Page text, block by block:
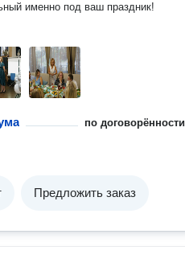
именно под ваш праздник!
по договорённости
Предложить заказ